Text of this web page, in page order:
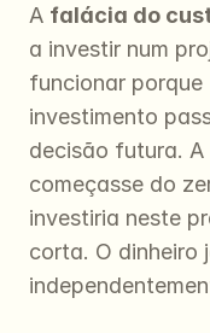
A falácia do
a investir num
funcionar
investimento
decisão futura.
começasse do
investiria neste
corta. O dinheiro